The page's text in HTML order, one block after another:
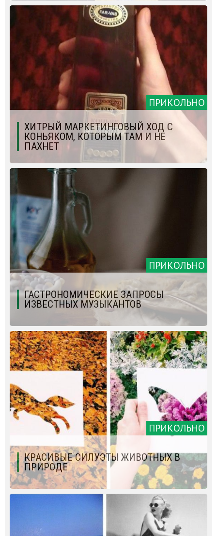
ПРИКОЛЬНО
ХИТРЫЙ МАРКЕТИНГОВЫЙ ХОД С
КОНЬЯКОМ, КОТОРЫМ ТАМ И НЕ
ПАХНЕТ
ПРИКОЛЬНО
ГАСТРОНОМИЧЕСКИЕ ЗАПРОСЫ
ИЗВЕСТНЫХ МУЗЫКАНТОВ
ПРИКОЛЬНО
КРАСИВЫЕ СИЛУЭТЫ ЖИВОТНЫХ В
ПРИРОДЕ